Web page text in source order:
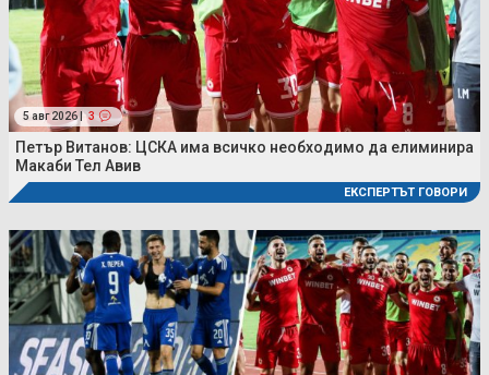
5 авг 2026 | 3
Петър Витанов: ЦСКА има всичко необходимо да елиминира
Макаби Тел Авив
ЕКСПЕРТЪТ ГОВОРИ